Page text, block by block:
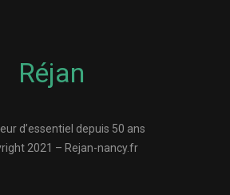
Réjan
d’essentiel depuis 50 ans
2021 – Rejan-nancy.fr